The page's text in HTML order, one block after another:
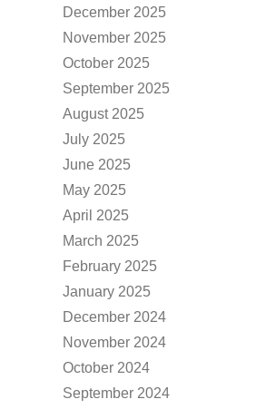
December 2025
November 2025
October 2025
September 2025
August 2025
July 2025
June 2025
May 2025
April 2025
March 2025
February 2025
January 2025
December 2024
November 2024
October 2024
September 2024